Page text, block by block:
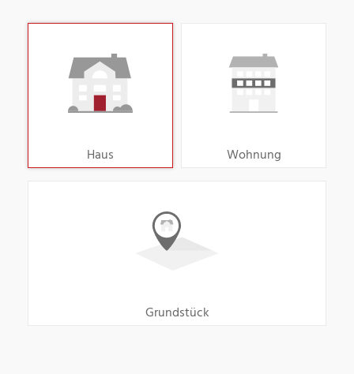
Haus Wohnung
Grundstück